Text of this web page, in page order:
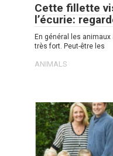
Cette fillette
l’écurie:
En général les
très fort. Peut-être les
ANIMALS